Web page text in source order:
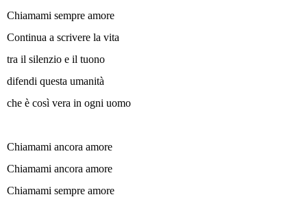
Chiamami sempre amore
Continua a scrivere la vita
tra il silenzio e il tuono
difendi questa umanità
che è così vera in ogni uomo
Chiamami ancora amore
Chiamami ancora amore
Chiamami sempre amore